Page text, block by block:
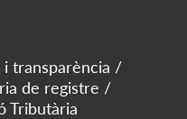
transparència
de registre
Tributària